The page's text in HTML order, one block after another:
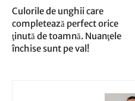
Culorile de unghii care
completează perfect orice
ţinută de toamnă. Nuanţele
închise sunt pe val!